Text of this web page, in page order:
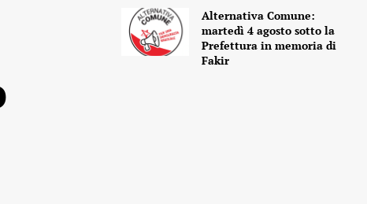
Alternativa Comune:
martedì 4 agosto sotto la
Prefettura in memoria di
Fakir